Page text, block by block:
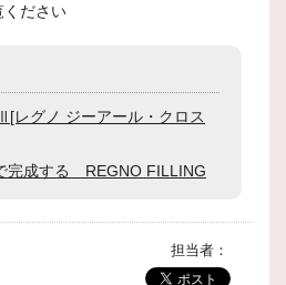
ください
グノ ジーアール・クロス
完成する REGNO FILLING
担当者：